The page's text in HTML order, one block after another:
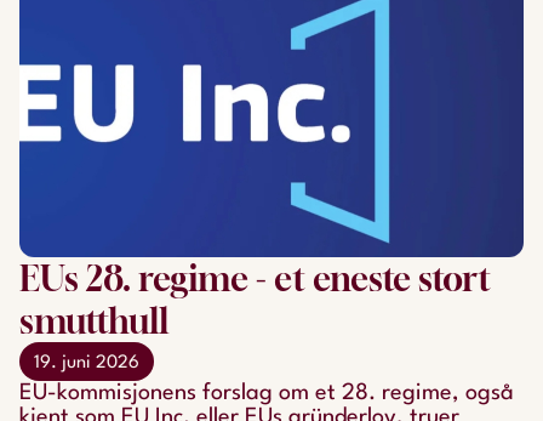
EUs 28. regime - et eneste stort
smutthull
19. juni 2026
EU-kommisjonens forslag om et 28. regime, også